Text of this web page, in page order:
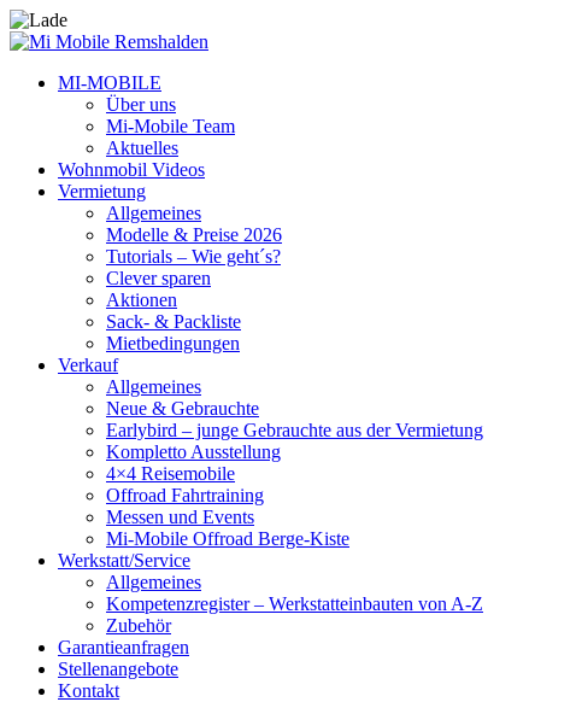
MI-MOBILE
Über uns
Mi-Mobile Team
Aktuelles
Wohnmobil Videos
Vermietung
Allgemeines
Modelle & Preise 2026
Tutorials – Wie geht´s?
Clever sparen
Aktionen
Sack- & Packliste
Mietbedingungen
Verkauf
Allgemeines
Neue & Gebrauchte
Earlybird – junge Gebrauchte aus der Vermietung
Kompletto Ausstellung
4×4 Reisemobile
Offroad Fahrtraining
Messen und Events
Mi-Mobile Offroad Berge-Kiste
Werkstatt/Service
Allgemeines
Kompetenzregister – Werkstatteinbauten von A-Z
Zubehör
Garantieanfragen
Stellenangebote
Kontakt